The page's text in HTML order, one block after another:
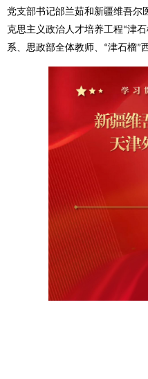
党支部书记邰兰茹和新疆维吾尔
克思主义政治人才培养工程“津
系、思政部全体教师、 “津石榴”